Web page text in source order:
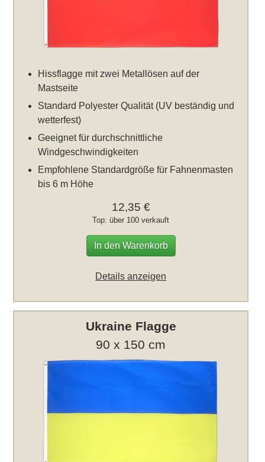
Hissflagge mit zwei Metallösen auf der
Mastseite
Standard Polyester Qualität (UV beständig und
wetterfest)
Geeignet für durchschnittliche
Windgeschwindigkeiten
Empfohlene Standardgröße für Fahnenmasten
bis 6 m Höhe
12,35 €
Top: über 100 verkauft
In den Warenkorb
Details anzeigen
Ukraine Flagge
90 x 150 cm